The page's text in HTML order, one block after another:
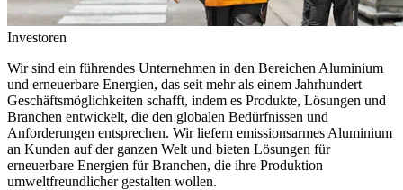
Investoren
Wir sind ein führendes Unternehmen in den Bereichen Aluminium
und erneuerbare Energien, das seit mehr als einem Jahrhundert
Geschäftsmöglichkeiten schafft, indem es Produkte, Lösungen und
Branchen entwickelt, die den globalen Bedürfnissen und
Anforderungen entsprechen. Wir liefern emissionsarmes Aluminium
an Kunden auf der ganzen Welt und bieten Lösungen für
erneuerbare Energien für Branchen, die ihre Produktion
umweltfreundlicher gestalten wollen.